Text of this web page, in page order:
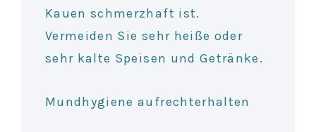
Kauen schmerzhaft ist.
Vermeiden Sie sehr heiße oder
sehr kalte Speisen und Getränke.
Mundhygiene aufrechterhalten